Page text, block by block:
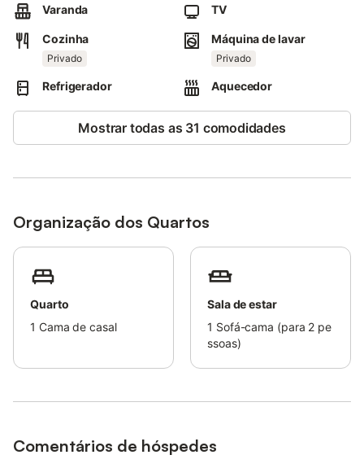
eventos.Varanda
TV
Cozinha
Privado
Máquina de lavar
Privado
Refrigerador Aquecedor
Mostrar todas as 31 comodidades
Organização dos Quartos
Quarto
1 Cama de casal
Sala de estar
1 Sofá-cama (para 2 pe
ssoas)
Comentários de hóspedes